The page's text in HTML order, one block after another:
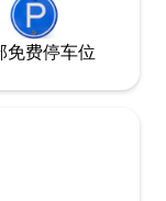
免费停车位